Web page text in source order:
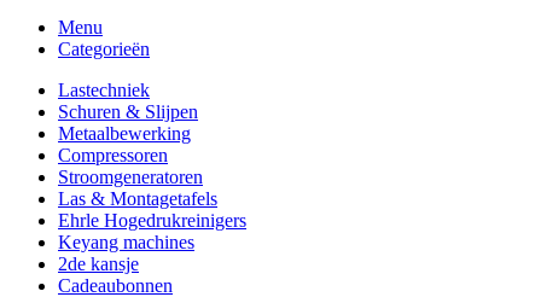
Menu
Categorieën
Lastechniek
Schuren & Slijpen
Metaalbewerking
Compressoren
Stroomgeneratoren
Las & Montagetafels
Ehrle Hogedrukreinigers
Keyang machines
2de kansje
Cadeaubonnen